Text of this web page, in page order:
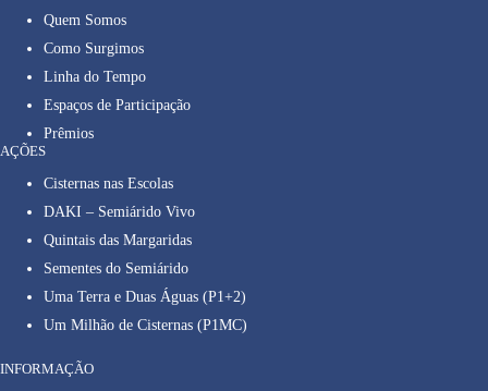
Quem Somos
Como Surgimos
Linha do Tempo
Espaços de Participação
Prêmios
AÇÕES
Cisternas nas Escolas
DAKI – Semiárido Vivo
Quintais das Margaridas
Sementes do Semiárido
Uma Terra e Duas Águas (P1+2)
Um Milhão de Cisternas (P1MC)
INFORMAÇÃO